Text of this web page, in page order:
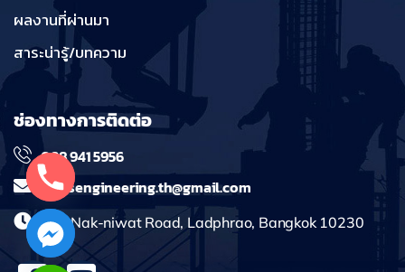
ผลงานที่ผ่านมา
สาระน่ารู้/บทความ
ช่องทางการติดต่อ
098 941 5956
massengineering.th@gmail.com
241 Nak-niwat Road, Ladphrao, Bangkok 10230